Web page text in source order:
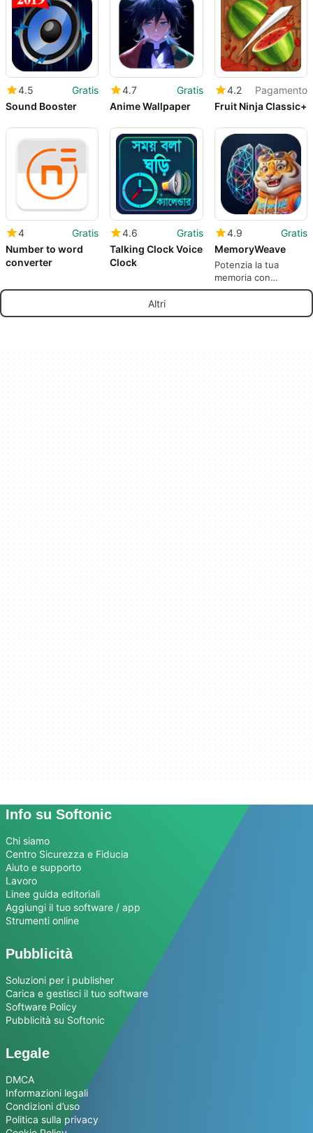
4.5
Gratis
Sound Booster
4.7
Gratis
Anime Wallpaper
4.2
Pagamento
Fruit Ninja Classic+
4
Gratis
Number to word
converter
4.6
Gratis
Talking Clock Voice
Clock
4.9
Gratis
MemoryWeave
Potenzia la tua
memoria con
MemoryWeave
Altri
Info su Softonic
Chi siamo
Centro Sicurezza e Fiducia
Aiuto e supporto
Lavoro
Linee guida editoriali
Aggiungi il tuo software / app
Strumenti online
Pubblicità
Soluzioni per i publisher
Carica e gestisci il tuo software
Software Policy
Pubblicità su Softonic
Legale
DMCA
Informazioni legali
Condizioni d’uso
Politica sulla privacy